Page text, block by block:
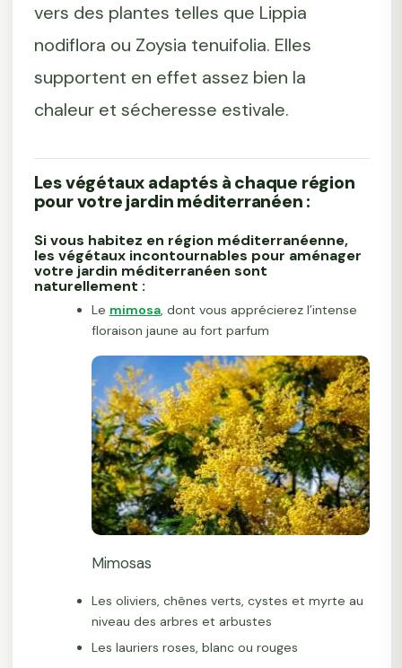
vers des plantes telles que Lippia
nodiflora ou Zoysia tenuifolia. Elles
supportent en effet assez bien la
chaleur et sécheresse estivale.
Les végétaux adaptés à chaque région
pour votre jardin méditerranéen :
Si vous habitez en région méditerranéenne,
les végétaux incontournables pour aménager
votre jardin méditerranéen sont
naturellement :
Le mimosa, dont vous apprécierez l’intense
floraison jaune au fort parfum
Mimosas
Les oliviers, chênes verts, cystes et myrte au
niveau des arbres et arbustes
Les lauriers roses, blanc ou rouges